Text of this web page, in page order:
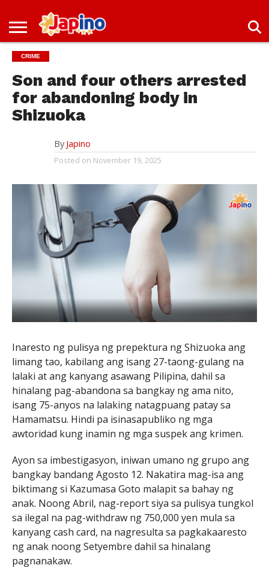
NEWS
ENTERTAINMENT
LIVES
EVENTS
LIVING
IN
ONLY
IN
OFW
IMMIGRATION
PROMO
DEAL
JOBS
CRIME
Son and four others arrested
for abandoning body in
Shizuoka
By Japino
Posted on November 19, 2025
Inaresto ng pulisya ng prepektura ng Shizuoka ang
limang tao, kabilang ang isang 27-taong-gulang na
lalaki at ang kanyang asawang Pilipina, dahil sa
hinalang pag-abandona sa bangkay ng ama nito,
isang 75-anyos na lalaking natagpuang patay sa
Hamamatsu. Hindi pa isinasapubliko ng mga
awtoridad kung inamin ng mga suspek ang krimen.
Ayon sa imbestigasyon, iniwan umano ng grupo ang
bangkay bandang Agosto 12. Nakatira mag-isa ang
biktimang si Kazumasa Goto malapit sa bahay ng
anak. Noong Abril, nag-report siya sa pulisya tungkol
sa ilegal na pag-withdraw ng 750,000 yen mula sa
kanyang cash card, na nagresulta sa pagkakaaresto
ng anak noong Setyembre dahil sa hinalang
pagnanakaw.